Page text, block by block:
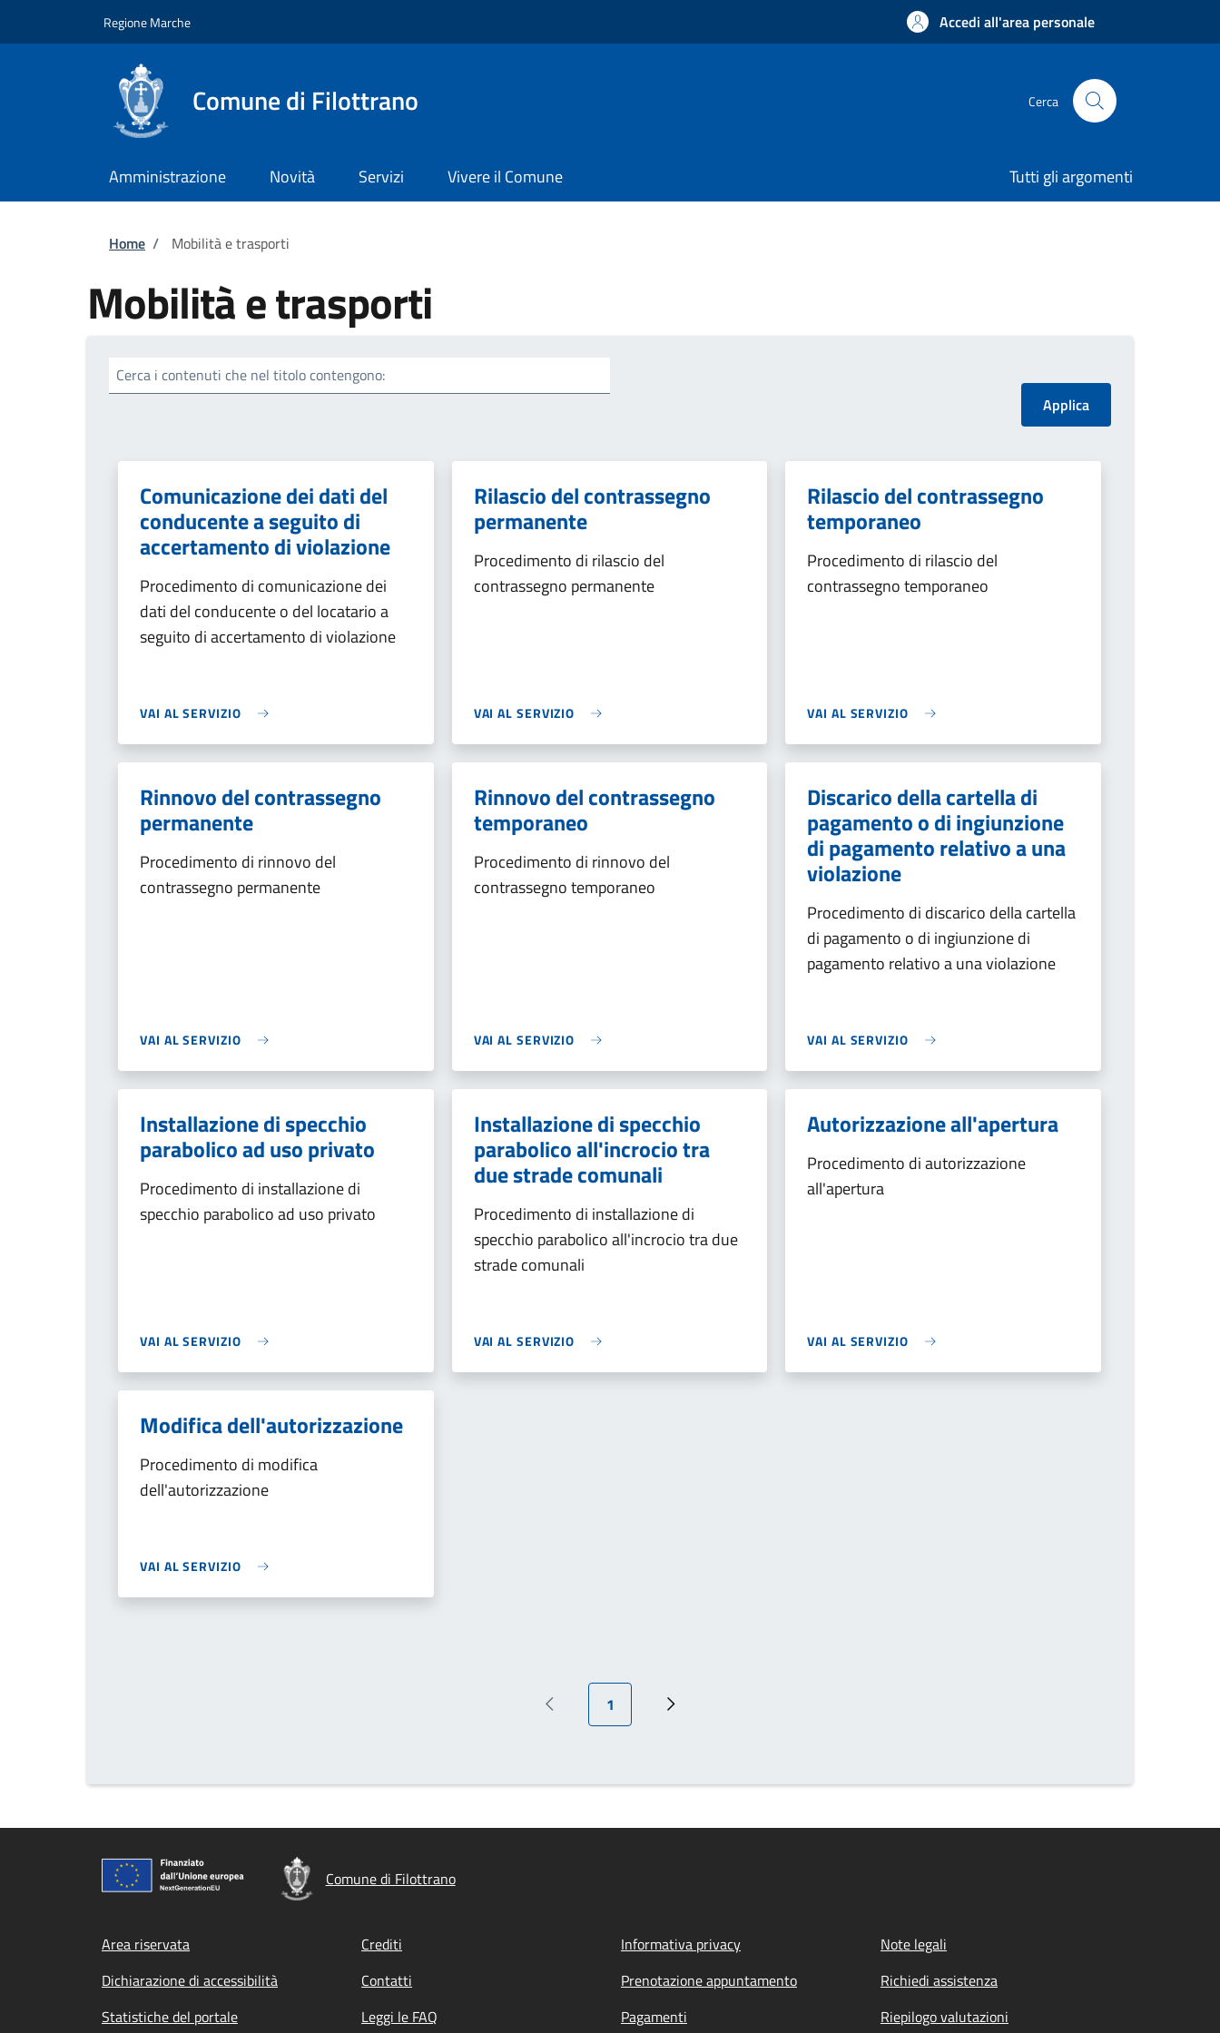
Regione Marche Accedi all'area personale
Comune di Filottrano Cerca
Amministrazione Novità Servizi Vivere il Comune Tutti gli argomenti
Briciole di pane
Home / Mobilità e trasporti
Mobilità e trasporti
Cerca i contenuti che nel titolo contengono:
Comunicazione dei dati del
conducente a seguito di
accertamento di violazione
Procedimento di comunicazione dei
dati del conducente o del locatario a
seguito di accertamento di violazione
VAI AL SERVIZIO
Rilascio del contrassegno
permanente
Procedimento di rilascio del
contrassegno permanente
VAI AL SERVIZIO
Rilascio del contrassegno
temporaneo
Procedimento di rilascio del
contrassegno temporaneo
VAI AL SERVIZIO
Rinnovo del contrassegno
permanente
Procedimento di rinnovo del
contrassegno permanente
VAI AL SERVIZIO
Rinnovo del contrassegno
temporaneo
Procedimento di rinnovo del
contrassegno temporaneo
VAI AL SERVIZIO
Discarico della cartella di
pagamento o di ingiunzione
di pagamento relativo a una
violazione
Procedimento di discarico della cartella
di pagamento o di ingiunzione di
pagamento relativo a una violazione
VAI AL SERVIZIO
Installazione di specchio
parabolico ad uso privato
Procedimento di installazione di
specchio parabolico ad uso privato
VAI AL SERVIZIO
Installazione di specchio
parabolico all'incrocio tra
due strade comunali
Procedimento di installazione di
specchio parabolico all'incrocio tra due
strade comunali
VAI AL SERVIZIO
Autorizzazione all'apertura
Procedimento di autorizzazione
all'apertura
VAI AL SERVIZIO
Modifica dell'autorizzazione
Procedimento di modifica
dell'autorizzazione
VAI AL SERVIZIO
Pagina precedente
Pagina attuale
1
Prossima pagina
Comune di Filottrano
Footer menu
Area riservata Crediti Informativa privacy
Note legali
Dichiarazione di accessibilità
Contatti Prenotazione appuntamento
Richiedi assistenza
Statistiche del portale
Leggi le FAQ Pagamenti Riepilogo valutazioni